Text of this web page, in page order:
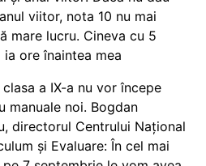
viitor, nota 10 nu mai
mare lucru. Cineva cu 5
ia ore înaintea mea
a IX-a nu vor începe
manuale noi. Bogdan
directorul Centrului Național
și Evaluare: În cel mai